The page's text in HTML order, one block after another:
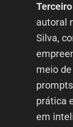
autoral
Silva,
meio
prática
em